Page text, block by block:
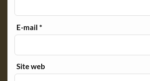
E-mail*
Site web